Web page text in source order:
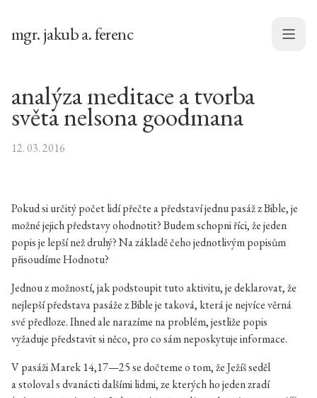
mgr. jakub a. ferenc Menu
analýza meditace a tvorba
světa nelsona goodmana
12. 03. 2016
Pokud si určitý počet lidí přečte a představí jednu pasáž z Bible, je
možné jejich představy ohodnotit? Budem schopni říci, že jeden
popis je lepší než druhý? Na základě čeho jednotlivým popisům
přisoudíme Hodnotu?
Jednou z možností, jak podstoupit tuto aktivitu, je deklarovat, že
nejlepší představa pasáže z Bible je taková, která je nejvíce věrná
své předloze. Ihned ale narazíme na problém, jestliže popis
vyžaduje představit si něco, pro co sám neposkytuje informace.
V pasáži Marek 14,17—25 se dočteme o tom, že Ježíš seděl
a stoloval s dvanácti dalšími lidmi, ze kterých ho jeden zradí